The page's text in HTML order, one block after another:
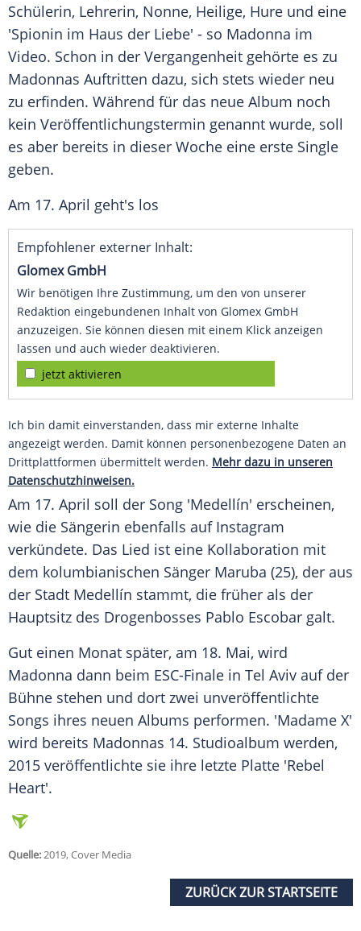
Schülerin, Lehrerin, Nonne, Heilige, Hure und eine
'Spionin im Haus der Liebe' - so Madonna im
Video. Schon in der Vergangenheit gehörte es zu
Madonnas Auftritten dazu, sich stets wieder neu
zu erfinden. Während für das neue Album noch
kein Veröffentlichungstermin genannt wurde, soll
es aber bereits in dieser Woche eine erste Single
geben.
Am 17. April geht's los
Empfohlener externer Inhalt:
Glomex GmbH
Wir benötigen Ihre Zustimmung, um den von unserer
Redaktion eingebundenen Inhalt von Glomex GmbH
anzuzeigen. Sie können diesen mit einem Klick anzeigen
lassen und auch wieder deaktivieren.
jetzt aktivieren
Ich bin damit einverstanden, dass mir externe Inhalte
angezeigt werden. Damit können personenbezogene Daten an
Drittplattformen übermittelt werden. Mehr dazu in unseren
Datenschutzhinweisen.
Am 17. April soll der Song 'Medellín' erscheinen,
wie die Sängerin ebenfalls auf Instagram
verkündete. Das Lied ist eine Kollaboration mit
dem kolumbianischen Sänger Maruba (25), der aus
der Stadt Medellín stammt, die früher als der
Hauptsitz des Drogenbosses Pablo Escobar galt.
Gut einen Monat später, am 18. Mai, wird
Madonna dann beim ESC-Finale in Tel Aviv auf der
Bühne stehen und dort zwei unveröffentlichte
Songs ihres neuen Albums performen. 'Madame X'
wird bereits Madonnas 14. Studioalbum werden,
2015 veröffentlichte sie ihre letzte Platte 'Rebel
Heart'.
Quelle:2019, Cover Media
ZURÜCK ZUR STARTSEITE